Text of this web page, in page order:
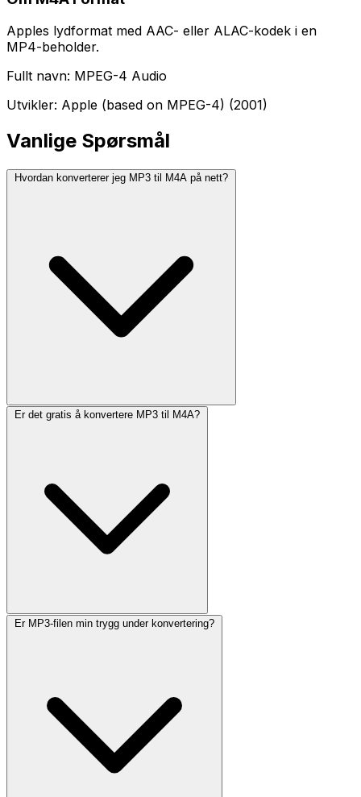
Apples lydformat med AAC- eller ALAC-kodek i en
MP4-beholder.
Fullt navn: MPEG-4 Audio
Utvikler: Apple (based on MPEG-4) (2001)
Vanlige Spørsmål
Hvordan konverterer jeg MP3 til M4A på nett?
Er det gratis å konvertere MP3 til M4A?
Er MP3-filen min trygg under konvertering?